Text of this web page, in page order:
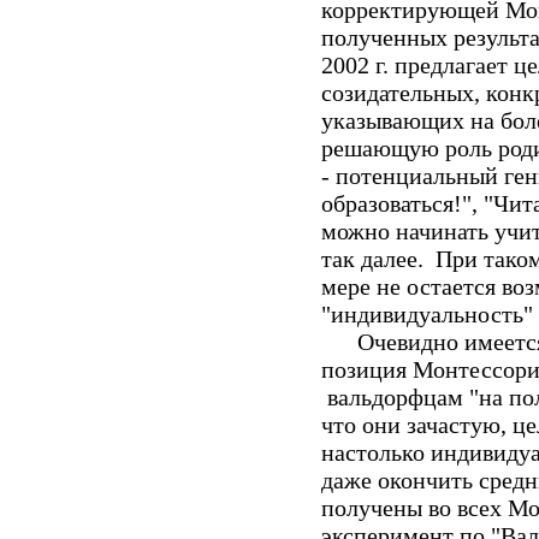
корректирующей
полученных
2002 г. предлагает
созидательных,
указывающих на
решающую роль
- потенциальный
образоваться!",
можно начинать
так далее. При
мере не остается
Очевидно имеется
позиция
вальдорфцам "на
что они зачастую,
настолько
даже окончить
получены во всех